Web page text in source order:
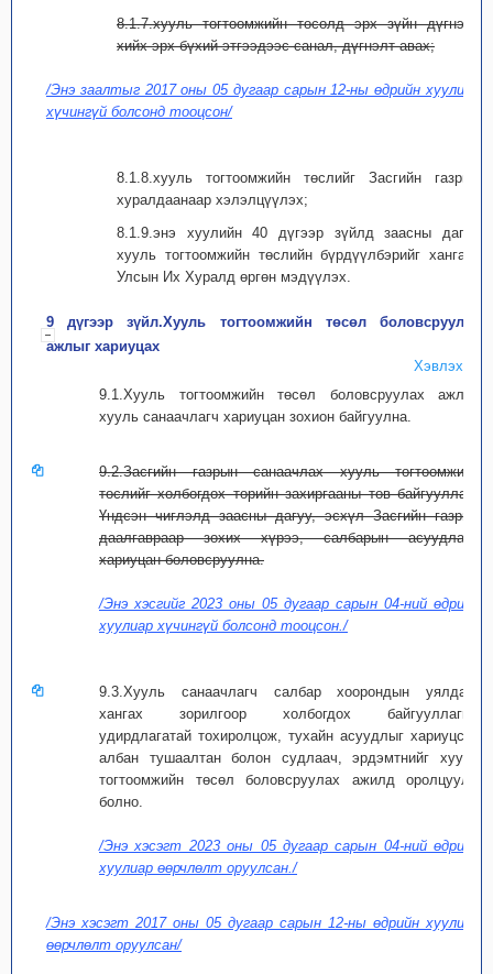
8.1.7.хууль тогтоомжийн төсөлд эрх зүйн дүгнэлт
хийх эрх бүхий этгээдээс санал, дүгнэлт авах;
/Энэ заалтыг 2017 оны 05 дугаар сарын 12-ны өдрийн хуулиар
хүчингүй болсонд тооцсон/
8.1.8.хууль тогтоомжийн төслийг Засгийн газрын
хуралдаанаар хэлэлцүүлэх;
8.1.9.энэ хуулийн 40 дүгээр зүйлд заасны дагуу
хууль тогтоомжийн төслийн бүрдүүлбэрийг хангаж,
Улсын Их Хуралд өргөн мэдүүлэх.
9 дүгээр зүйл.Хууль тогтоомжийн төсөл боловсруулах
ажлыг хариуцах
Хэвлэх
9.1.Хууль тогтоомжийн төсөл боловсруулах ажлыг
хууль санаачлагч хариуцан зохион байгуулна.
9.2.Засгийн газрын санаачлах хууль тогтоомжийн
төслийг холбогдох төрийн захиргааны төв байгууллага
Үндсэн чиглэлд заасны дагуу, эсхүл Засгийн газрын
даалгавраар зохих хүрээ, салбарын асуудлаар
хариуцан боловсруулна.
/Энэ хэсгийг 2023 оны 05 дугаар сарын 04-ний өдрийн
хуулиар хүчингүй болсонд тооцсон./
9.3.Хууль санаачлагч салбар хоорондын уялдааг
хангах зорилгоор холбогдох байгууллагын
удирдлагатай тохиролцож, тухайн асуудлыг хариуцсан
албан тушаалтан болон судлаач, эрдэмтнийг хууль
тогтоомжийн төсөл боловсруулах ажилд оролцуулж
болно.
/Энэ хэсэгт 2023 оны 05 дугаар сарын 04-ний өдрийн
хуулиар өөрчлөлт оруулсан./
/Энэ хэсэгт 2017 оны 05 дугаар сарын 12-ны өдрийн хуулиар
өөрчлөлт оруулсан/